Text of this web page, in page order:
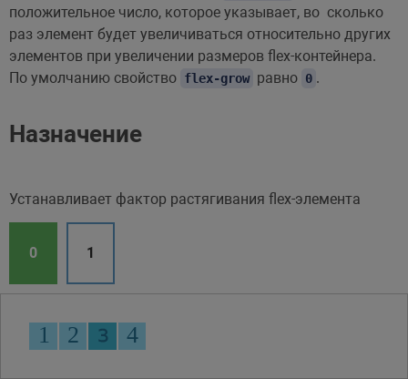
положительное число, которое указывает, во сколько
раз элемент будет увеличиваться относительно других
элементов при увеличении размеров flex-контейнера.
По умолчанию свойство flex-grow равно 0 .
Назначение
Устанавливает фактор растягивания flex-элемента
0 1